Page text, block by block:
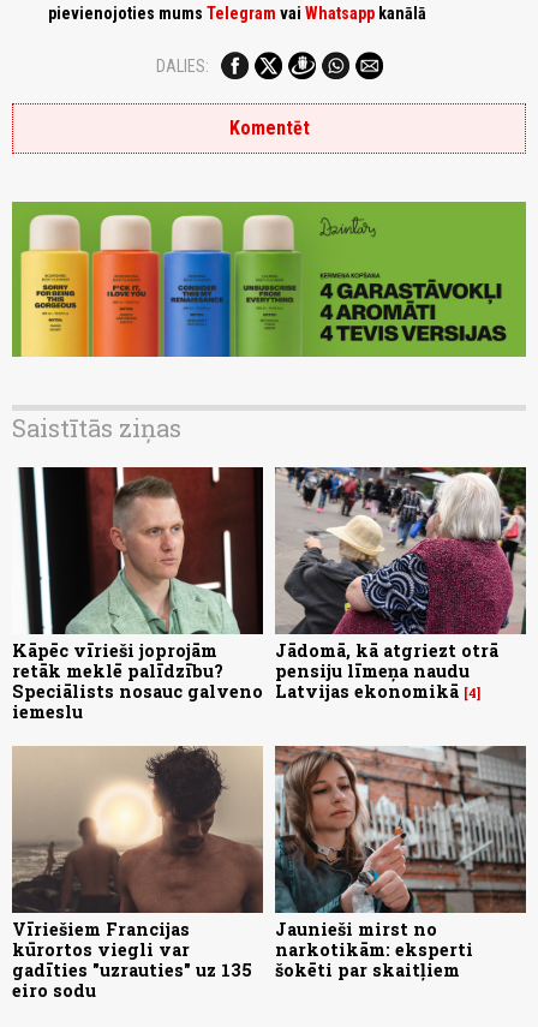
pievienojoties mums Telegram vai Whatsapp kanālā
DALIES:
Komentēt
Saistītās ziņas
Kāpēc vīrieši joprojām
retāk meklē palīdzību?
Speciālists nosauc galveno
iemeslu
Jādomā, kā atgriezt otrā
pensiju līmeņa naudu
Latvijas ekonomikā 4
Vīriešiem Francijas
kūrortos viegli var
gadīties "uzrauties" uz 135
eiro sodu
Jaunieši mirst no
narkotikām: eksperti
šokēti par skaitļiem